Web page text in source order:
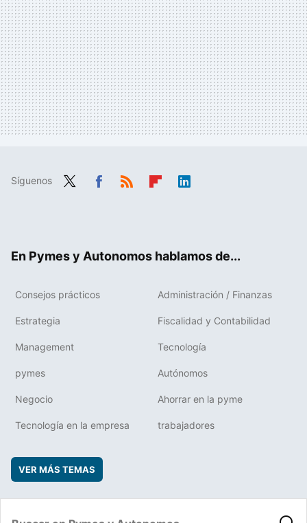
Síguenos
En Pymes y Autonomos hablamos de...
Consejos prácticos Administración / Finanzas
Estrategia Fiscalidad y Contabilidad
Management Tecnología
pymes Autónomos
Negocio Ahorrar en la pyme
Tecnología en la empresa trabajadores
VER MÁS TEMAS